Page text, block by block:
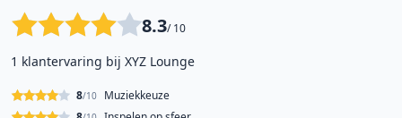
8.3/ 10
1 klantervaring bij XYZ Lounge
Muziekkeuze
8/10